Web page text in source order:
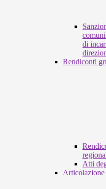
di
Rendiconti
Atti